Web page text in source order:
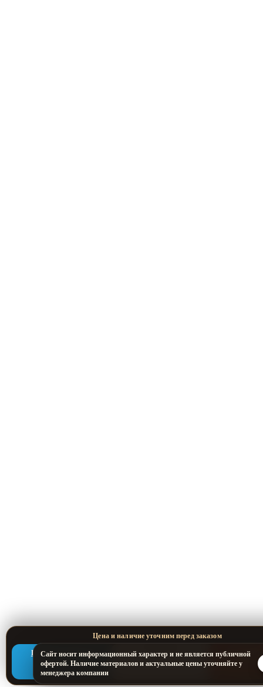
Написать в Telegram Позвонить
Сайт носит информационный характер и не является публичной
офертой. Наличие материалов и актуальные цены уточняйте у
менеджера компании